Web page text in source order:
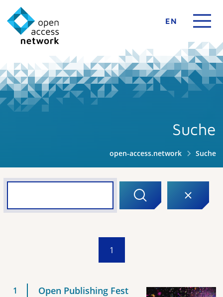
EN
Suche
open-access.network Suche
1
Open Publishing Fest